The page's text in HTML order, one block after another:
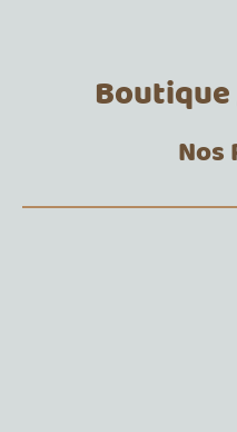
Nos